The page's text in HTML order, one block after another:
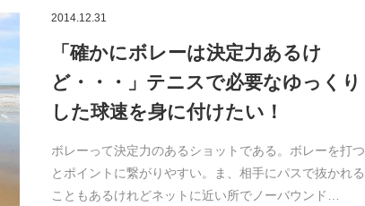
2014.12.31
「確かにボレーは決定力あるけ
ど・・・」テニスで必要なゆっくり
した球速を身に付けたい！
ボレーって決定力のあるショットである。ボレーを打つ
とポイントに繋がりやすい。ま、相手にパスで抜かれる
こともあるけれどネットに近い所でノーバウンド…